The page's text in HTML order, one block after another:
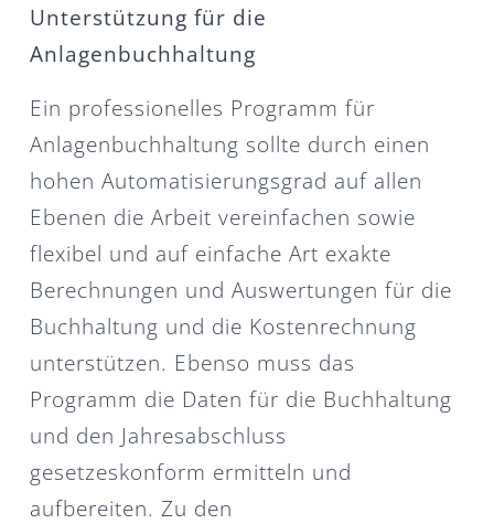
Unterstützung für die
Anlagenbuchhaltung
Ein professionelles Programm für
Anlagenbuchhaltung sollte durch einen
hohen Automatisierungsgrad auf allen
Ebenen die Arbeit vereinfachen sowie
flexibel und auf einfache Art exakte
Berechnungen und Auswertungen für die
Buchhaltung und die Kostenrechnung
unterstützen. Ebenso muss das
Programm die Daten für die Buchhaltung
und den Jahresabschluss
gesetzeskonform ermitteln und
aufbereiten. Zu den